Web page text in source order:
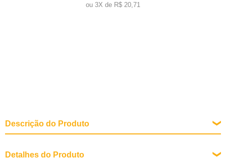
ou 3X de R$ 20,71
Descrição do Produto
Detalhes do Produto